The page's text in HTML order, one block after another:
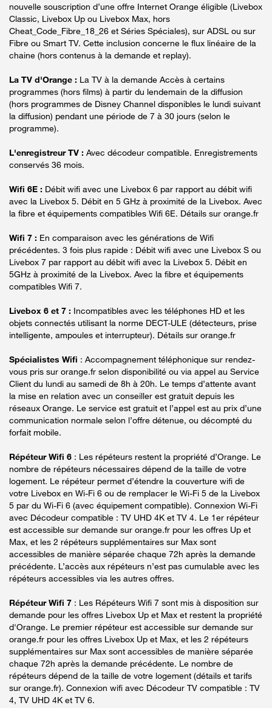
nouvelle souscription d’une offre Internet Orange éligible (Livebox
Classic, Livebox Up ou Livebox Max, hors
Cheat_Code_Fibre_18_26 et Séries Spéciales), sur ADSL ou sur
Fibre ou Smart TV. Cette inclusion concerne le flux linéaire de la
chaine (hors contenus à la demande et replay).
La TV d'Orange : La TV à la demande Accès à certains
programmes (hors films) à partir du lendemain de la diffusion
(hors programmes de Disney Channel disponibles le lundi suivant
la diffusion) pendant une période de 7 à 30 jours (selon le
programme).
L'enregistreur TV : Avec décodeur compatible. Enregistrements
conservés 36 mois.
Wifi 6E : Débit wifi avec une Livebox 6 par rapport au débit wifi
avec la Livebox 5. Débit en 5 GHz à proximité de la Livebox. Avec
la fibre et équipements compatibles Wifi 6E. Détails sur orange.fr
Wifi 7 : En comparaison avec les générations de Wifi
précédentes. 3 fois plus rapide : Débit wifi avec une Livebox S ou
Livebox 7 par rapport au débit wifi avec la Livebox 5. Débit en
5GHz à proximité de la Livebox. Avec la fibre et équipements
compatibles Wifi 7.
Livebox 6 et 7 : Incompatibles avec les téléphones HD et les
objets connectés utilisant la norme DECT-ULE (détecteurs, prise
intelligente, ampoules et interrupteur). Détails sur orange.fr
Spécialistes Wifi : Accompagnement téléphonique sur rendez-
vous pris sur orange.fr selon disponibilité ou via appel au Service
Client du lundi au samedi de 8h à 20h. Le temps d’attente avant
la mise en relation avec un conseiller est gratuit depuis les
réseaux Orange. Le service est gratuit et l’appel est au prix d’une
communication normale selon l’offre détenue, ou décompté du
forfait mobile.
Répéteur Wifi 6 : Les répéteurs restent la propriété d’Orange. Le
nombre de répéteurs nécessaires dépend de la taille de votre
logement. Le répéteur permet d’étendre la couverture wifi de
votre Livebox en Wi-Fi 6 ou de remplacer le Wi-Fi 5 de la Livebox
5 par du Wi-Fi 6 (avec équipement compatible). Connexion Wi-Fi
avec Décodeur compatible : TV UHD 4K et TV 4. Le 1er répéteur
est accessible sur demande sur orange.fr pour les offres Up et
Max, et les 2 répéteurs supplémentaires sur Max sont
accessibles de manière séparée chaque 72h après la demande
précédente. L’accès aux répéteurs n’est pas cumulable avec les
répéteurs accessibles via les autres offres.
Répéteur Wifi 7 : Les Répéteurs Wifi 7 sont mis à disposition sur
demande pour les offres Livebox Up et Max et restent la propriété
d'Orange. Le premier répéteur est accessible sur demande sur
orange.fr pour les offres Livebox Up et Max, et les 2 répéteurs
supplémentaires sur Max sont accessibles de manière séparée
chaque 72h après la demande précédente. Le nombre de
répéteurs dépend de la taille de votre logement (détails et tarifs
sur orange.fr). Connexion wifi avec Décodeur TV compatible : TV
4, TV UHD 4K et TV 6.